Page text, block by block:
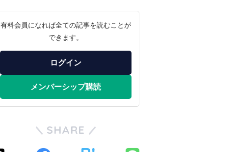
有料会員になれば全ての記事を読むことが
できます。
ログイン
メンバーシップ購読
SHARE